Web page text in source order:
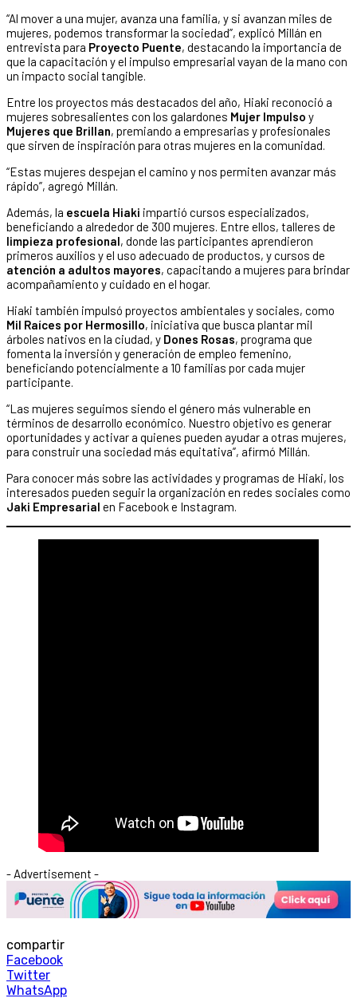
“Al mover a una mujer, avanza una familia, y si avanzan miles de
mujeres, podemos transformar la sociedad”, explicó Millán en
entrevista para Proyecto Puente, destacando la importancia de
que la capacitación y el impulso empresarial vayan de la mano con
un impacto social tangible.
Entre los proyectos más destacados del año, Hiaki reconoció a
mujeres sobresalientes con los galardones Mujer Impulso y
Mujeres que Brillan, premiando a empresarias y profesionales
que sirven de inspiración para otras mujeres en la comunidad.
“Estas mujeres despejan el camino y nos permiten avanzar más
rápido”, agregó Millán.
Además, la escuela Hiaki impartió cursos especializados,
beneficiando a alrededor de 300 mujeres. Entre ellos, talleres de
limpieza profesional, donde las participantes aprendieron
primeros auxilios y el uso adecuado de productos, y cursos de
atención a adultos mayores, capacitando a mujeres para brindar
acompañamiento y cuidado en el hogar.
Hiaki también impulsó proyectos ambientales y sociales, como
Mil Raíces por Hermosillo, iniciativa que busca plantar mil
árboles nativos en la ciudad, y Dones Rosas, programa que
fomenta la inversión y generación de empleo femenino,
beneficiando potencialmente a 10 familias por cada mujer
participante.
“Las mujeres seguimos siendo el género más vulnerable en
términos de desarrollo económico. Nuestro objetivo es generar
oportunidades y activar a quienes pueden ayudar a otras mujeres,
para construir una sociedad más equitativa”, afirmó Millán.
Para conocer más sobre las actividades y programas de Hiaki, los
interesados pueden seguir la organización en redes sociales como
Jaki Empresarial en Facebook e Instagram.
- Advertisement -
compartir
Facebook
Twitter
WhatsApp